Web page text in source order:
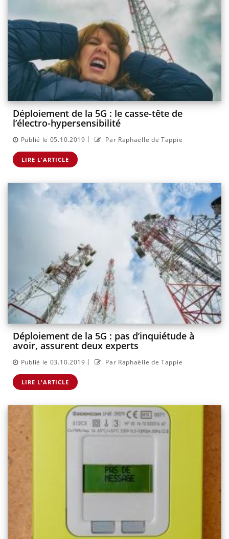
Déploiement de la 5G : le casse-tête de
l’électro-hypersensibilité
Publié le 05.10.2019 | Par Raphaëlle de Tappie
LIRE L'ARTICLE
Déploiement de la 5G : pas d’inquiétude à
avoir, assurent deux experts
Publié le 03.10.2019 | Par Raphaëlle de Tappie
LIRE L'ARTICLE